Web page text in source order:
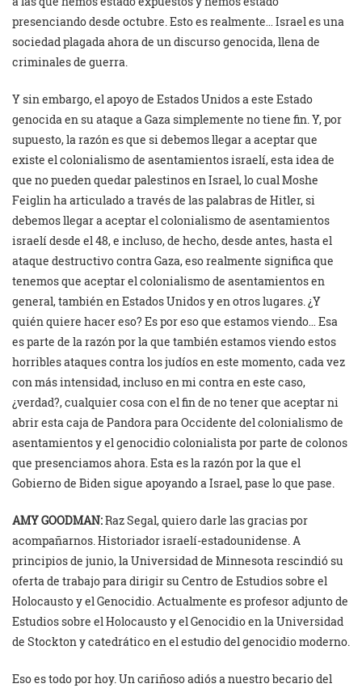
presenciando desde octubre. Esto es realmente… Israel es una
sociedad plagada ahora de un discurso genocida, llena de
criminales de guerra.
Y sin embargo, el apoyo de Estados Unidos a este Estado
genocida en su ataque a Gaza simplemente no tiene fin. Y, por
supuesto, la razón es que si debemos llegar a aceptar que
existe el colonialismo de asentamientos israelí, esta idea de
que no pueden quedar palestinos en Israel, lo cual Moshe
Feiglin ha articulado a través de las palabras de Hitler, si
debemos llegar a aceptar el colonialismo de asentamientos
israelí desde el 48, e incluso, de hecho, desde antes, hasta el
ataque destructivo contra Gaza, eso realmente significa que
tenemos que aceptar el colonialismo de asentamientos en
general, también en Estados Unidos y en otros lugares. ¿Y
quién quiere hacer eso? Es por eso que estamos viendo… Esa
es parte de la razón por la que también estamos viendo estos
horribles ataques contra los judíos en este momento, cada vez
con más intensidad, incluso en mi contra en este caso,
¿verdad?, cualquier cosa con el fin de no tener que aceptar ni
abrir esta caja de Pandora para Occidente del colonialismo de
asentamientos y el genocidio colonialista por parte de colonos
que presenciamos ahora. Esta es la razón por la que el
Gobierno de Biden sigue apoyando a Israel, pase lo que pase.
AMY GOODMAN:Raz Segal, quiero darle las gracias por
acompañarnos. Historiador israelí-estadounidense. A
principios de junio, la Universidad de Minnesota rescindió su
oferta de trabajo para dirigir su Centro de Estudios sobre el
Holocausto y el Genocidio. Actualmente es profesor adjunto de
Estudios sobre el Holocausto y el Genocidio en la Universidad
de Stockton y catedrático en el estudio del genocidio moderno.
Eso es todo por hoy. Un cariñoso adiós a nuestro becario del